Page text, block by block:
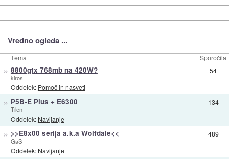
Vredno ogleda ...
Tema Sporočila
» 8800gtx 768mb na 420W?
kiros
Oddelek: Pomoč in nasveti
54
» P5B-E Plus + E6300
Tilen
Oddelek: Navijanje
134
» >>E8x00 serija a.k.a Wolfdale<<
GaS
Oddelek: Navijanje
489